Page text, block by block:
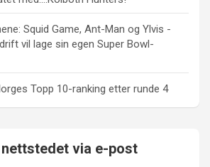
Squid Game, Ant-Man og Ylvis -
vil lage sin egen Super Bowl-
Topp 10-ranking etter runde 4
via e-post